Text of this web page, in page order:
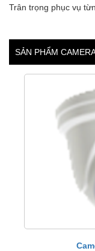
Trân trọng phục vụ
SẢN PHẨM